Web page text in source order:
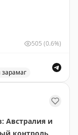
505 (0.6%)
Австралия и